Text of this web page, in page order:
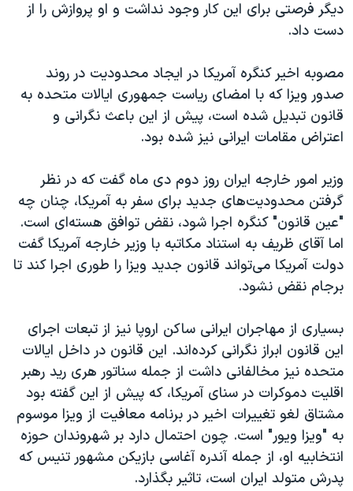
دیگر فرصتی برای این کار وجود نداشت و او پروازش را از
دست داد.
مصوبه اخیر کنگره آمریکا در ایجاد محدودیت در روند
صدور ویزا که با امضای ریاست جمهوری ایالات متحده به
قانون تبدیل شده است، پیش از این باعث نگرانی و
اعتراض مقامات ایرانی نیز شده بود.
وزیر امور خارجه ایران روز دوم دی ماه گفت که در نظر
گرفتن محدودیت‌های جدید برای سفر به آمریکا، چنان چه
"عین قانون" کنگره اجرا شود، نقض توافق هسته‌ای است.
اما آقای ظریف به استناد مکاتبه با وزیر خارجه آمریکا گفت
دولت آمریکا می‌تواند قانون جدید ویزا را طوری اجرا کند تا
برجام نقض نشود.
بسیاری از مهاجران ایرانی ساکن اروپا نیز از تبعات اجرای
این قانون ابراز نگرانی کرده‌اند. این قانون در داخل ایالات
متحده نیز مخالفانی داشت از جمله سناتور هری رید رهبر
اقلیت دموکرات در سنای آمریکا، که پیش از این گفته بود
مشتاق لغو تغییرات اخیر در برنامه معافیت از ویزا موسوم
به "ویزا ویور" است. چون احتمال دارد بر شهروندان حوزه
انتخابیه او، از جمله آندره آغاسی بازیکن مشهور تنیس که
پدرش متولد ایران است، تاثیر بگذارد.